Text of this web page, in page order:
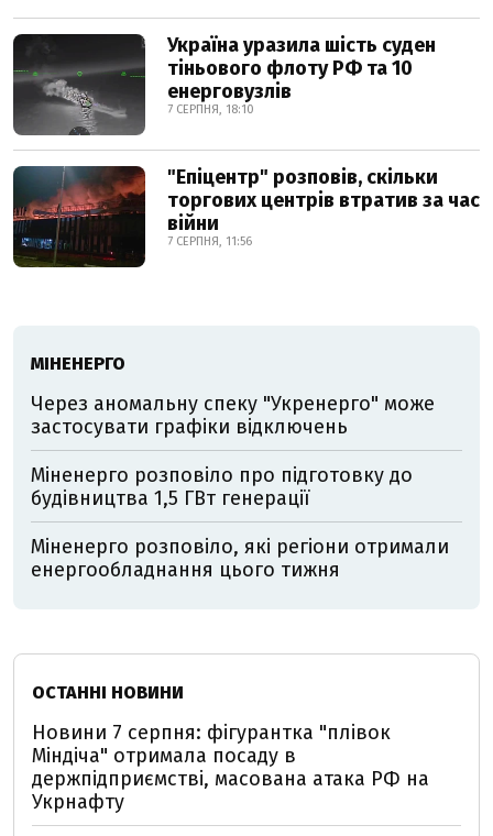
Україна уразила шість суден
тіньового флоту РФ та 10
енерговузлів
7 СЕРПНЯ, 18:10
"Епіцентр" розповів, скільки
торгових центрів втратив за час
війни
7 СЕРПНЯ, 11:56
МІНЕНЕРГО
Через аномальну спеку "Укренерго" може
застосувати графіки відключень
Міненерго розповіло про підготовку до
будівництва 1,5 ГВт генерації
Міненерго розповіло, які регіони отримали
енергообладнання цього тижня
ОСТАННІ НОВИНИ
Новини 7 серпня: фігурантка "плівок
Міндіча" отримала посаду в
держпідприємстві, масована атака РФ на
Укрнафту